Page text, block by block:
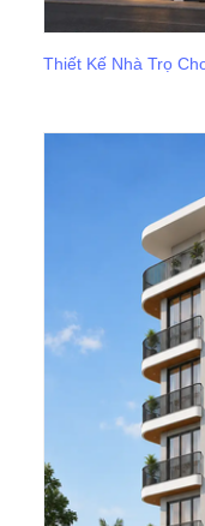
Thiết Kế Nhà Trọ